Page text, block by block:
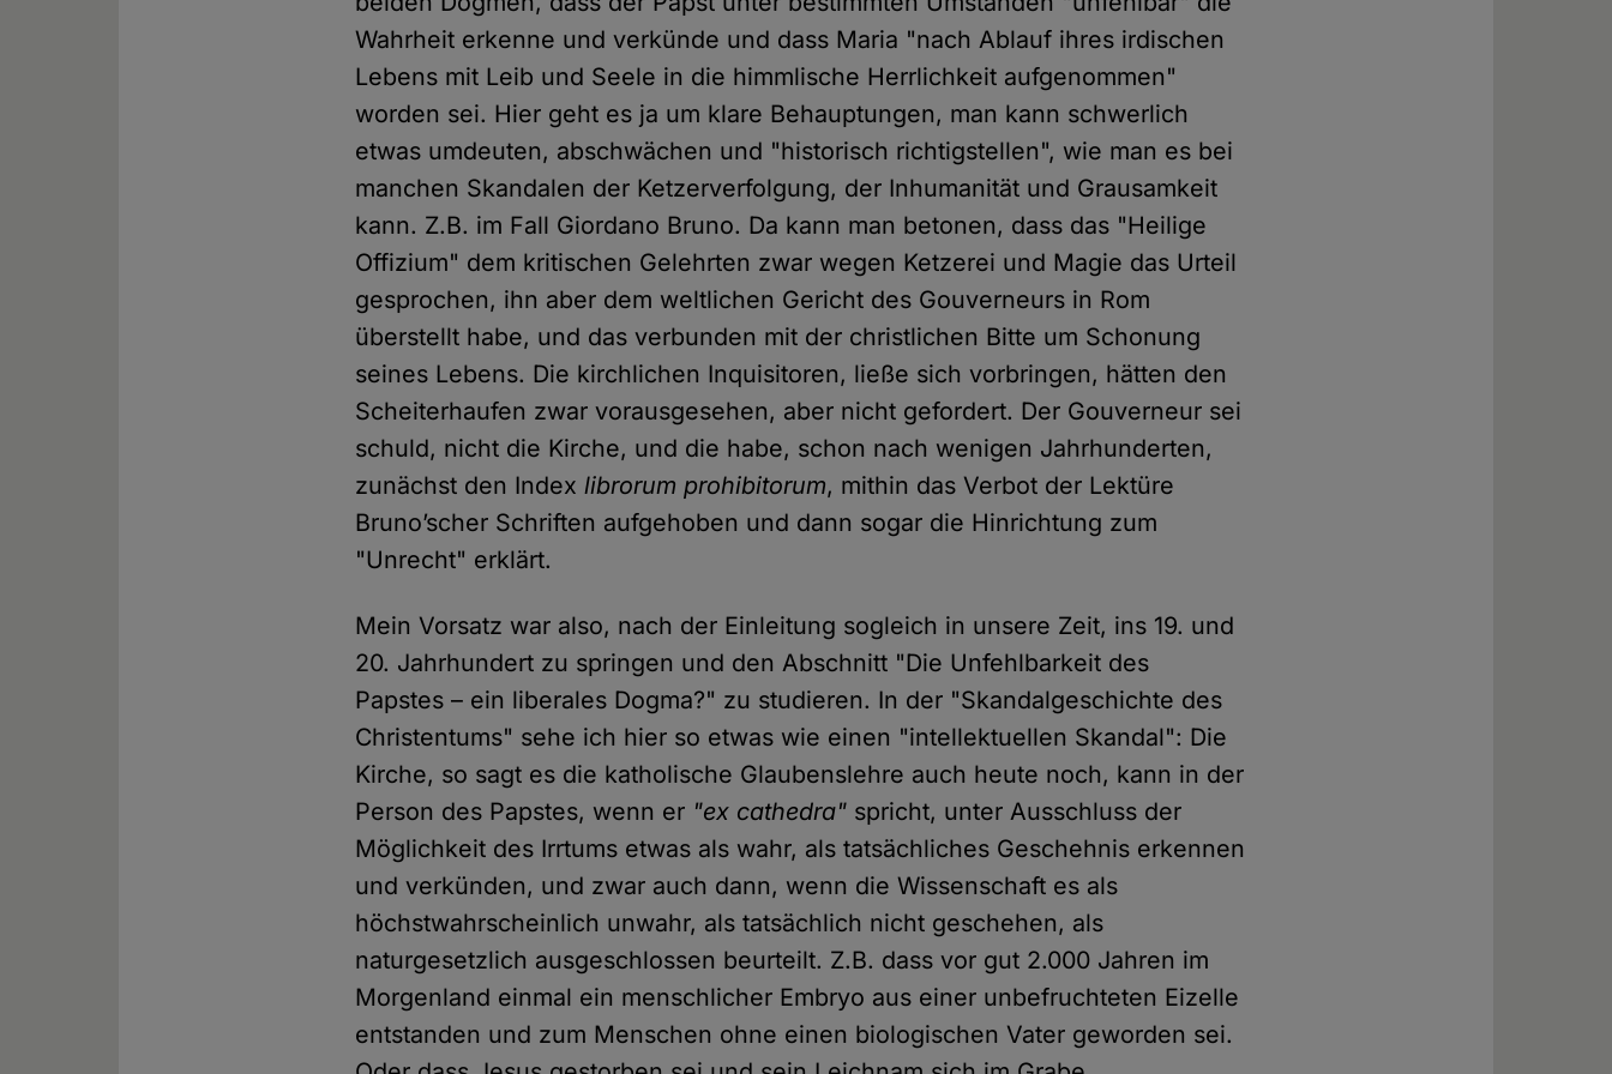
Wahrheit erkenne und verkünde und dass Maria "nach Ablauf ihres irdischen
Lebens mit Leib und Seele in die himmlische Herrlichkeit aufgenommen"
worden sei. Hier geht es ja um klare Behauptungen, man kann schwerlich
etwas umdeuten, abschwächen und "historisch richtigstellen", wie man es bei
manchen Skandalen der Ketzerverfolgung, der Inhumanität und Grausamkeit
kann. Z.B. im Fall Giordano Bruno. Da kann man betonen, dass das "Heilige
Offizium" dem kritischen Gelehrten zwar wegen Ketzerei und Magie das Urteil
gesprochen, ihn aber dem weltlichen Gericht des Gouverneurs in Rom
überstellt habe, und das verbunden mit der christlichen Bitte um Schonung
seines Lebens. Die kirchlichen Inquisitoren, ließe sich vorbringen, hätten den
Scheiterhaufen zwar vorausgesehen, aber nicht gefordert. Der Gouverneur sei
schuld, nicht die Kirche, und die habe, schon nach wenigen Jahrhunderten,
zunächst den Indexlibrorum prohibitorum, mithin das Verbot der Lektüre
Bruno’scher Schriften aufgehoben und dann sogar die Hinrichtung zum
"Unrecht" erklärt.
Mein Vorsatz war also, nach der Einleitung sogleich in unsere Zeit, ins 19. und
20. Jahrhundert zu springen und den Abschnitt "Die Unfehlbarkeit des
Papstes – ein liberales Dogma?" zu studieren. In der "Skandalgeschichte des
Christentums" sehe ich hier so etwas wie einen "intellektuellen Skandal": Die
Kirche, so sagt es die katholische Glaubenslehre auch heute noch, kann in der
Person des Papstes, wenn er "ex cathedra" spricht, unter Ausschluss der
Möglichkeit des Irrtums etwas als wahr, als tatsächliches Geschehnis erkennen
und verkünden, und zwar auch dann, wenn die Wissenschaft es als
höchstwahrscheinlich unwahr, als tatsächlich nicht geschehen, als
naturgesetzlich ausgeschlossen beurteilt. Z.B. dass vor gut 2.000 Jahren im
Morgenland einmal ein menschlicher Embryo aus einer unbefruchteten Eizelle
entstanden und zum Menschen ohne einen biologischen Vater geworden sei.